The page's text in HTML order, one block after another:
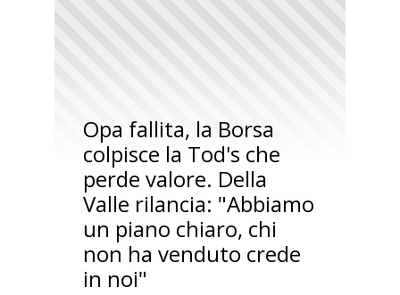
Opa fallita, la Borsa
colpisce la Tod's che
perde valore. Della
Valle rilancia: "Abbiamo
un piano chiaro, chi
non ha venduto crede
in noi"